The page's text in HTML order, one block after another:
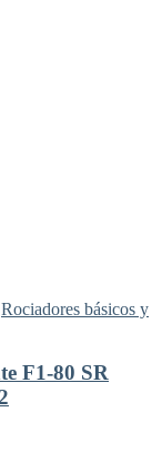
Rociadores básicos y
F1-80 SR